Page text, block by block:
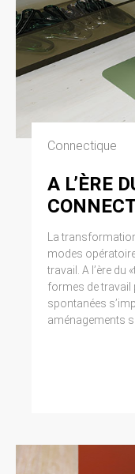
Connectique
A L’ÈRE
La
modes
travail. A l’ère du
formes de travail
spontanées
aménagements